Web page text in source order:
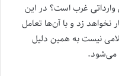
وارداتی غرب است؟ در این
نخواهد زد و با آن‌ها تعامل
نیست به همین دلیل
می‌شود.